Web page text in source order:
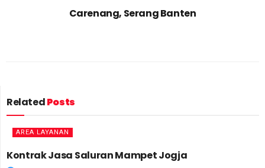
Carenang, Serang Banten
RelatedPosts
AREA LAYANAN
Kontrak Jasa Saluran Mampet Jogja